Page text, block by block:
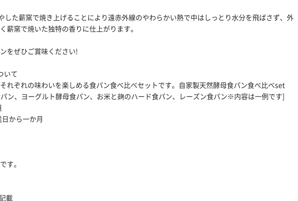
した薪窯で焼き上げることにより遠赤外線のやわらかい熱で中はしっとり水分を飛ばさず、外
薪窯で焼いた独特の香りに仕上がります。
をぜひご賞味ください!
いて
れぞれの味わいを楽しめる食パン食べ比べセットです。自家製天然酵母食パン食べ比べset
ン、ヨーグルト酵母食パン、お米と麹のハード食パン、レーズン食パン※内容は一例です]
から一か月
す。
載